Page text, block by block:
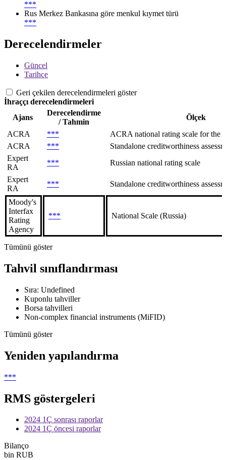
***
Rus Merkez Bankasına göre menkul kıymet türü
***
Derecelendirmeler
Güncel
Tarihçe
Geri çekilen derecelendirmeleri göster
İhraççı derecelendirmeleri
Ajans
Derecelendirme
/ Tahmin
Ölçek
ACRA
***
ACRA national rating scale for the
ACRA
***
Standalone creditworthiness
Expert
RA
***
Russian national rating scale
Expert
RA
*** Standalone creditworthiness
Moody's
Interfax
Rating
Agency
*** National Scale (Russia)
Tümünü göster
Tahvil sınıflandırması
Sıra: Undefined
Kuponlu tahviller
Borsa tahvilleri
Non-complex financial instruments (MiFID)
Tümünü göster
Yeniden yapılandırma
***
RMS göstergeleri
2024 1Ç sonrası raporlar
2024 1Ç öncesi raporlar
Bilanço
bin RUB